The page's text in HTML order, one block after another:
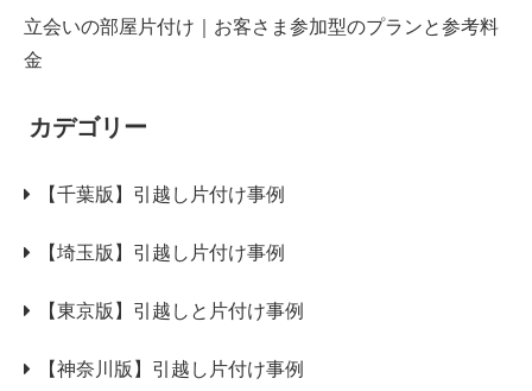
立会いの部屋片付け｜お客さま参加型のプランと参考料
金
カデゴリー
【千葉版】引越し片付け事例
【埼玉版】引越し片付け事例
【東京版】引越しと片付け事例
【神奈川版】引越し片付け事例